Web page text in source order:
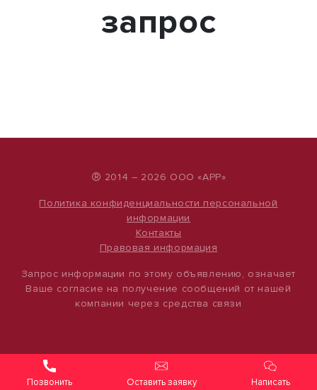
запрос
® 2014 – 2026 ООО «АРР»
Политика конфиденциальности персональной
информации
Контакты
Правовая информация
Запрос информации по этому объявлению, означает
Ваше согласие на получение сообщений от нашей
компании через средства связи
Оставить заявку Написать